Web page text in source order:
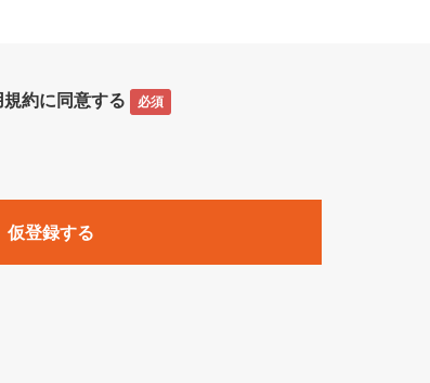
す。
ビス（名称や内容が変更された場合、変更後のサービスを含
するイベントやキャンペーンをいいます。
」「EnterpriseZine」「ECzine」「Biz/Zine」「HRzine」
約に同意する 必須
仮登録する